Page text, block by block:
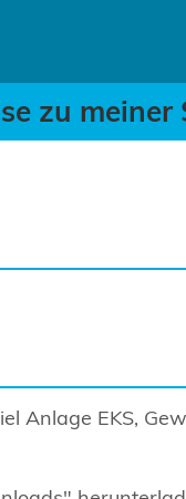
zu
zu
Anlage EKS,